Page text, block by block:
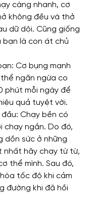
càng nhanh, cơ
không đều và thở
dữ dội. Cũng giống
bạn là con át chủ
Cơ bụng mạnh
ngăn ngừa co
phút mỗi ngày để
quả tuyệt vời.
Chạy bền có
chạy ngắn. Do đó,
dồn sức ở những
nhất hãy chạy từ từ,
thể mình. Sau đó,
tốc độ khi cảm
đường khi đã hồi